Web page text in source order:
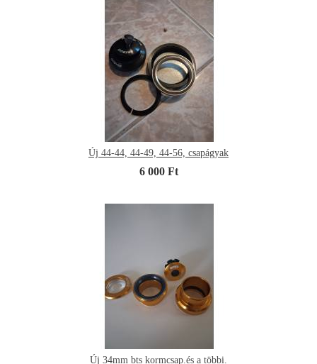
Új 44-44, 44-49, 44-56, csapágyak
6 000 Ft
Új 34mm bts kormcsap.és a többi.